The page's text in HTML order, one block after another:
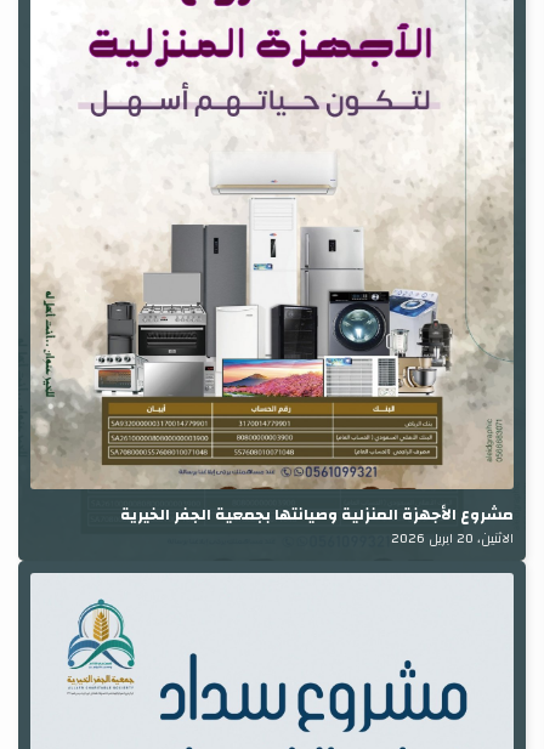
مشروع الأجهزة المنزلية وصيانتها بجمعية الجفر الخيرية
الاثنين، 20 ابريل 2026